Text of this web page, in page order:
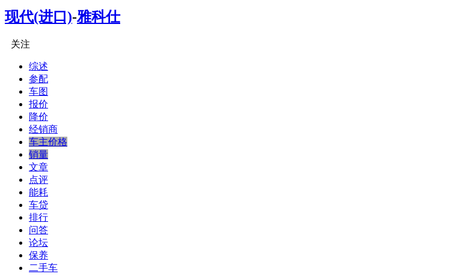
现代(进口)-雅科仕
关注
综述
参配
车图
报价
降价
经销商
车主价格
销量
文章
点评
能耗
车贷
排行
问答
论坛
保养
二手车